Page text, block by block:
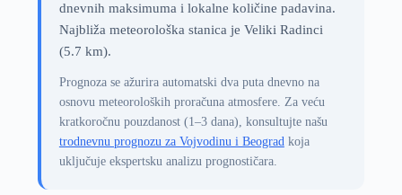
dnevnih maksimuma i lokalne količine padavina.
Najbliža meteorološka stanica je Veliki Radinci
(5.7 km).
Prognoza se ažurira automatski dva puta dnevno na
osnovu meteoroloških proračuna atmosfere. Za veću
kratkoročnu pouzdanost (1–3 dana), konsultujte našu
trodnevnu prognozu za Vojvodinu i Beogradkoja
uključuje ekspertsku analizu prognostičara.